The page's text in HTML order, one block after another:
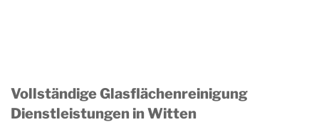
Vollständige Glasflächenreinigung
Dienstleistungen in Witten